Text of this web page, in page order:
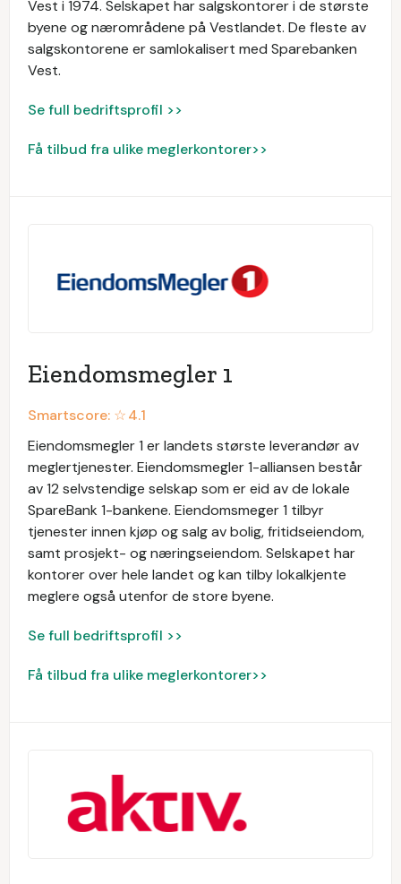
Vest i 1974. Selskapet har salgskontorer i de største
byene og nærområdene på Vestlandet. De fleste av
salgskontorene er samlokalisert med Sparebanken
Vest.
Se full bedriftsprofil >>
Få tilbud fra ulike meglerkontorer>>
Eiendomsmegler 1
Smartscore: ☆4.1
Eiendomsmegler 1 er landets største leverandør av
meglertjenester. Eiendomsmegler 1-alliansen består
av 12 selvstendige selskap som er eid av de lokale
SpareBank 1-bankene. Eiendomsmeger 1 tilbyr
tjenester innen kjøp og salg av bolig, fritidseiendom,
samt prosjekt- og næringseiendom. Selskapet har
kontorer over hele landet og kan tilby lokalkjente
meglere også utenfor de store byene.
Se full bedriftsprofil >>
Få tilbud fra ulike meglerkontorer>>